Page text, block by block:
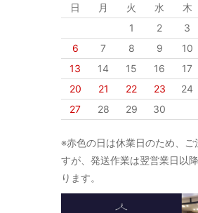
日 月 火 水 木
1
2 3
6
7 8 9 10
13
14 15 16 17
20
21 22 23 24
27
28 29 30
※赤色の日は休業日のため、ご
すが、発送作業は翌営業日以
ります。